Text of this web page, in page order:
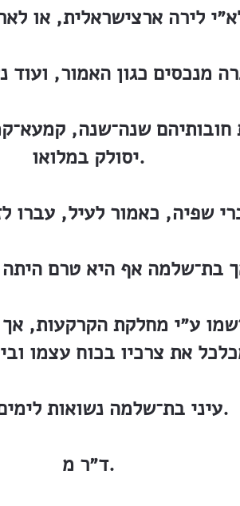
לירה ארצישראלית, או
שנה־שנה,
יסולק במלואו.
ע״י מחלקת הקרקעות,
עיני בת־שלמה נשואות לימים יבואו.
ד״ר מ.